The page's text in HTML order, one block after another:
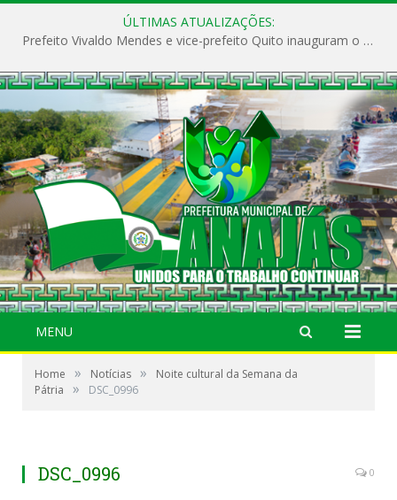
ÚLTIMAS ATUALIZAÇÕES:
Prefeito Vivaldo Mendes e vice-prefeito Quito inauguram o CAPS e fortalecem a saúde pública em Anajás.
MENU
Home » Notícias »
Noite cultural da Semana da
Pátria
» DSC_0996
DSC_0996 0